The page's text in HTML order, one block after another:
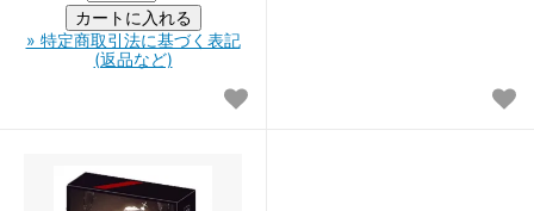
» 特定商取引法に基づく表記
(返品など)